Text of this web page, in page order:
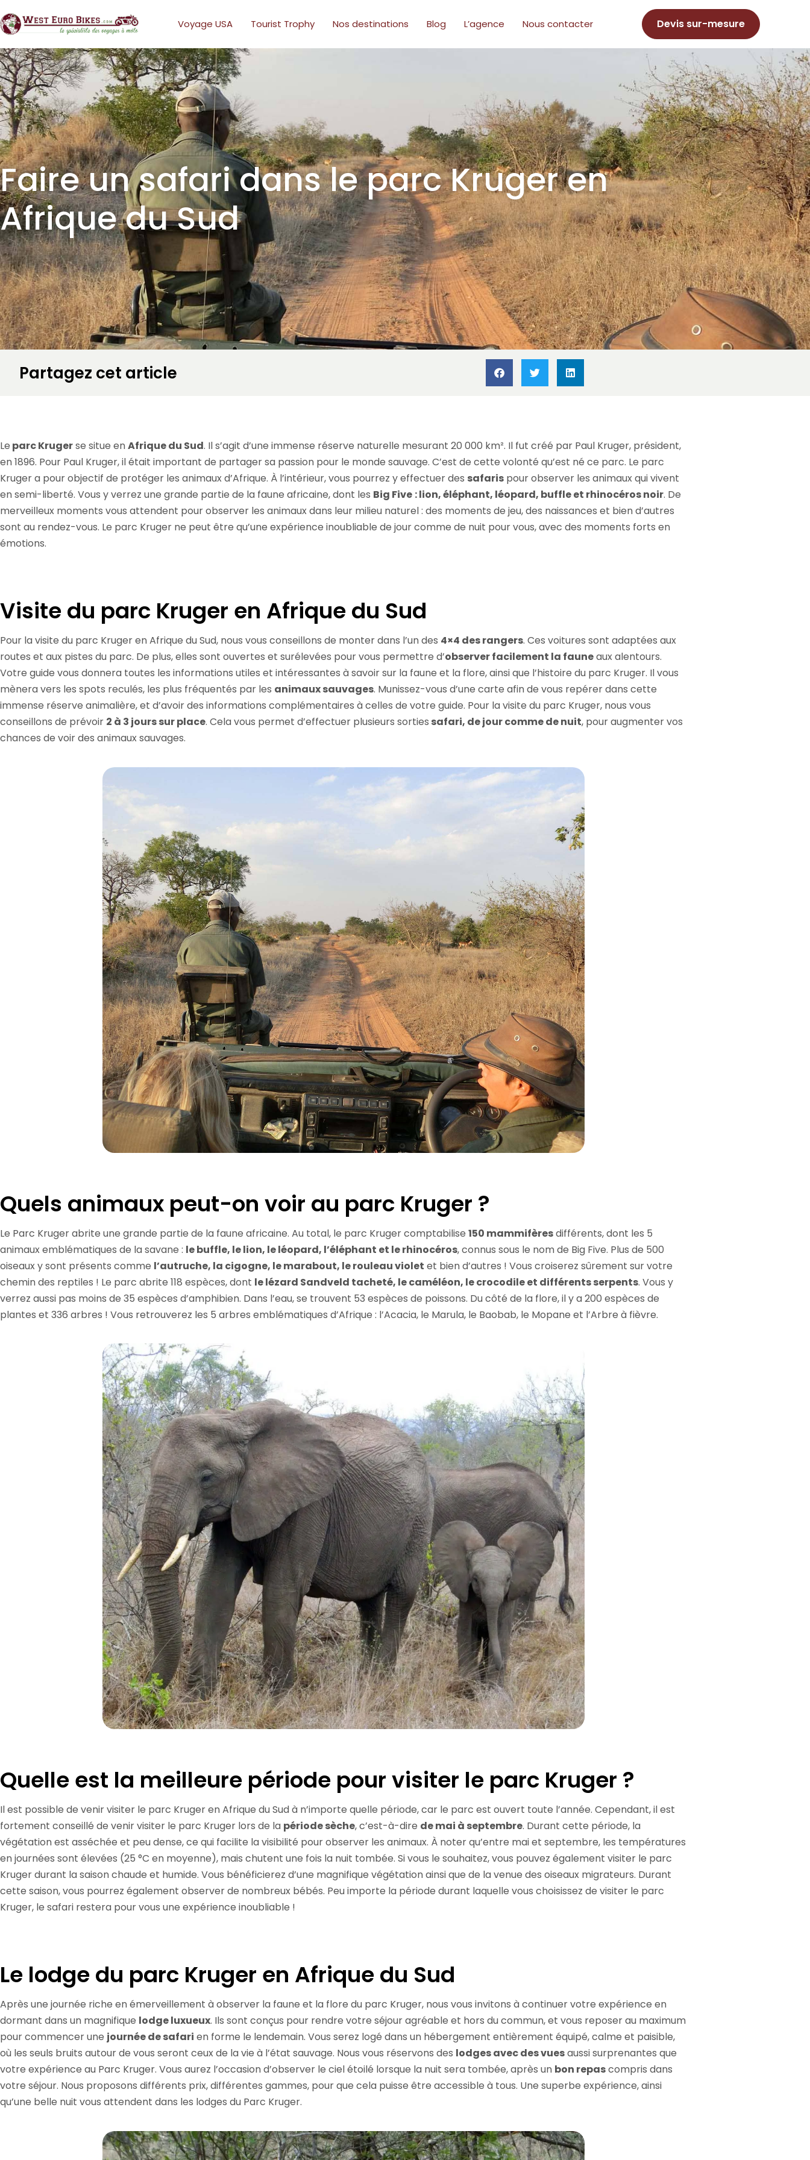
Voyage USA Tourist Trophy Nos destinations Blog L’agence Nous contacter Devis sur-mesure
Faire un safari dans le parc Kruger en
Afrique du Sud
Partagez cet article
Le parc Krugerse situe enAfrique du Sud. Il s’agit d’une immense réserve naturelle mesurant 20 000 km². Il fut créé par Paul Kruger, président,
en 1896. Pour Paul Kruger, il était important de partager sa passion pour le monde sauvage. C’est de cette volonté qu’est né ce parc. Le parc
Kruger a pour objectif de protéger les animaux d’Afrique. À l’intérieur, vous pourrez y effectuer des safaris pour observer les animaux qui vivent
en semi-liberté. Vous y verrez une grande partie de la faune africaine, dont les Big Five : lion, éléphant, léopard, buffle et rhinocéros noir. De
merveilleux moments vous attendent pour observer les animaux dans leur milieu naturel : des moments de jeu, des naissances et bien d’autres
sont au rendez-vous. Le parc Kruger ne peut être qu’une expérience inoubliable de jour comme de nuit pour vous, avec des moments forts en
émotions.
Visite du parc Kruger en Afrique du Sud
Pour la visite du parc Kruger en Afrique du Sud, nous vous conseillons de monter dans l’un des 4×4 des rangers. Ces voitures sont adaptées aux
routes et aux pistes du parc. De plus, elles sont ouvertes et surélevées pour vous permettre d’observer facilement la fauneaux alentours.
Votre guide vous donnera toutes les informations utiles et intéressantes à savoir sur la faune et la flore, ainsi que l’histoire du parc Kruger. Il vous
mènera vers les spots reculés, les plus fréquentés par les animaux sauvages. Munissez-vous d’une carte afin de vous repérer dans cette
immense réserve animalière, et d’avoir des informations complémentaires à celles de votre guide. Pour la visite du parc Kruger, nous vous
conseillons de prévoir 2 à 3 jours sur place. Cela vous permet d’effectuer plusieurs sorties safari, de jour comme de nuit, pour augmenter vos
chances de voir des animaux sauvages.
Quels animaux peut-on voir au parc Kruger ?
Le Parc Kruger abrite une grande partie de la faune africaine. Au total, le parc Kruger comptabilise 150 mammifèresdifférents, dont les 5
animaux emblématiques de la savane : le buffle, le lion, le léopard, l’éléphant et le rhinocéros, connus sous le nom de Big Five. Plus de 500
oiseaux y sont présents comme l’autruche, la cigogne, le marabout, le rouleau violet et bien d’autres ! Vous croiserez sûrement sur votre
chemin des reptiles ! Le parc abrite 118 espèces, dont le lézard Sandveld tacheté, le caméléon, le crocodile et différents serpents. Vous y
verrez aussi pas moins de 35 espèces d’amphibien. Dans l’eau, se trouvent 53 espèces de poissons. Du côté de la flore, il y a 200 espèces de
plantes et 336 arbres ! Vous retrouverez les 5 arbres emblématiques d’Afrique : l’Acacia, le Marula, le Baobab, le Mopane et l’Arbre à fièvre.
Quelle est la meilleure période pour visiter le parc Kruger ?
Il est possible de venir visiter le parc Kruger en Afrique du Sud à n’importe quelle période, car le parc est ouvert toute l’année. Cependant, il est
fortement conseillé de venir visiter le parc Kruger lors de la période sèche, c’est-à-dire de mai à septembre. Durant cette période, la
végétation est asséchée et peu dense, ce qui facilite la visibilité pour observer les animaux. À noter qu’entre mai et septembre, les températures
en journées sont élevées (25 °C en moyenne), mais chutent une fois la nuit tombée. Si vous le souhaitez, vous pouvez également visiter le parc
Kruger durant la saison chaude et humide. Vous bénéficierez d’une magnifique végétation ainsi que de la venue des oiseaux migrateurs. Durant
cette saison, vous pourrez également observer de nombreux bébés. Peu importe la période durant laquelle vous choisissez de visiter le parc
Kruger, le safari restera pour vous une expérience inoubliable !
Le lodge du parc Kruger en Afrique du Sud
Après une journée riche en émerveillement à observer la faune et la flore du parc Kruger, nous vous invitons à continuer votre expérience en
dormant dans un magnifique lodge luxueux. Ils sont conçus pour rendre votre séjour agréable et hors du commun, et vous reposer au maximum
pour commencer une journée de safari en forme le lendemain. Vous serez logé dans un hébergement entièrement équipé, calme et paisible,
où les seuls bruits autour de vous seront ceux de la vie à l’état sauvage. Nous vous réservons des lodges avec des vuesaussi surprenantes que
votre expérience au Parc Kruger. Vous aurez l’occasion d’observer le ciel étoilé lorsque la nuit sera tombée, après un bon repascompris dans
votre séjour. Nous proposons différents prix, différentes gammes, pour que cela puisse être accessible à tous. Une superbe expérience, ainsi
qu’une belle nuit vous attendent dans les lodges du Parc Kruger.